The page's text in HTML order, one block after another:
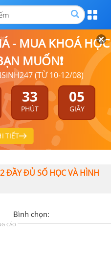
- MUA KHOÁ HỌC
MUỐN❗
(TỪ 10-12/08)
33
PHÚT
05
GIÂY
TIẾT
ĐẦY ĐỦ SỐ HỌC VÀ HÌNH
Bình chọn:
CÁO